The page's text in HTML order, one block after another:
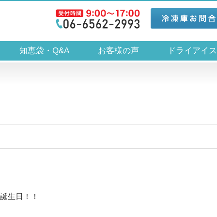
知恵袋・Q&A お客様の声 ドライア
生日！！